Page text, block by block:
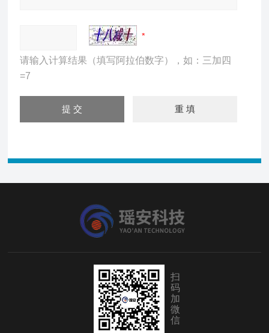
请输入计算结果（填写阿拉伯数字），如：三加四
=7
扫
码
加
微
信